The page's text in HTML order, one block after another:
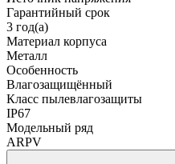
Гарантийный срок
3 год(а)
Материал корпуса
Металл
Особенность
Влагозащищённый
Класс пылевлагозащиты
IP67
Модельный ряд
ARPV